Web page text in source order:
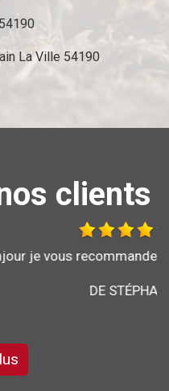
La Ville 54190
clients
l'entreprise brochard